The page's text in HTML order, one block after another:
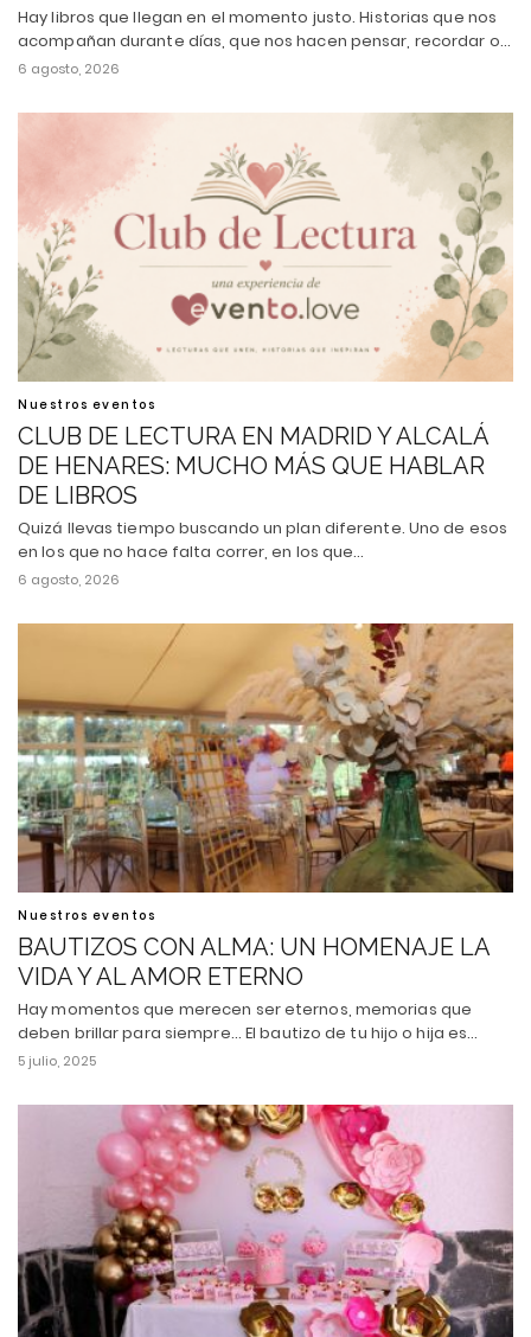
Hay libros que llegan en el momento justo. Historias que nos
acompañan durante días, que nos hacen pensar, recordar o…
6 agosto, 2026
Nuestros eventos
CLUB DE LECTURA EN MADRID Y ALCALÁ
DE HENARES: MUCHO MÁS QUE HABLAR
DE LIBROS
Quizá llevas tiempo buscando un plan diferente. Uno de esos
en los que no hace falta correr, en los que…
6 agosto, 2026
Nuestros eventos
BAUTIZOS CON ALMA: UN HOMENAJE LA
VIDA Y AL AMOR ETERNO
Hay momentos que merecen ser eternos, memorias que
deben brillar para siempre... El bautizo de tu hijo o hija es…
5 julio, 2025